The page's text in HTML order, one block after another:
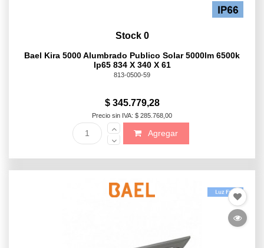
Stock 0
Bael Kira 5000 Alumbrado Publico Solar 5000lm 6500k
Ip65 834 X 340 X 61
813-0500-59
$ 345.779,28
Precio sin IVA: $ 285.768,00
Agregar